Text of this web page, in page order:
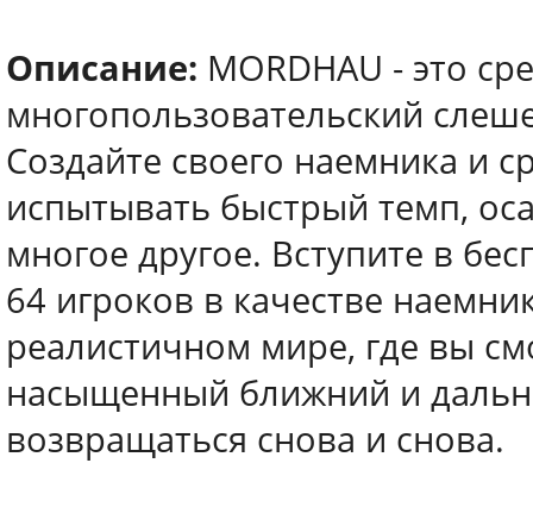
Описание: MORDHAU - это
многопользовательский
Создайте своего наемника и
испытывать быстрый темп,
многое другое. Вступите в
64 игроков в качестве
реалистичном мире, где вы
насыщенный ближний и
возвращаться снова и снова.